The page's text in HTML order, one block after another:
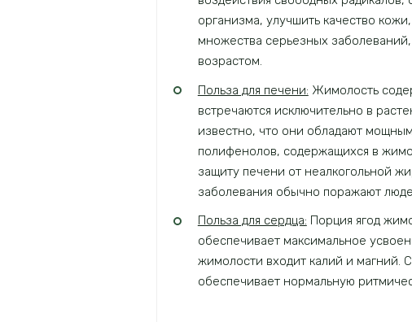
организма, улучшить качество
множества серьезных
возрастом.
Польза для печени: Жимолость
встречаются исключительно в
известно, что они обладают
полифенолов, содержащихся в
защиту печени от неалкогольной
заболевания обычно поражают
Польза для сердца: Порция ягод
обеспечивает максимальное
жимолости входит калий и магний.
обеспечивает нормальную